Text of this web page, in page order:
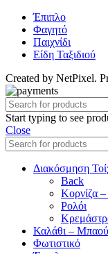
Έπιπλο
Φαγητό
Παιχνίδι
Είδη Ταξιδιού
Created by NetPixel.
Start typing to see
Close
Διακόσμηση
Back
Κορνίζα
Ρολόι
Καλάθι –
Φωτιστικό